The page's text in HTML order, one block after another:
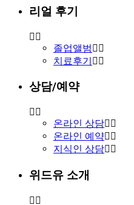
리얼 후기
졸업앨범
치료후기
상담/예약
온라인 상담
온라인 예약
지식인 상담
위드유 소개